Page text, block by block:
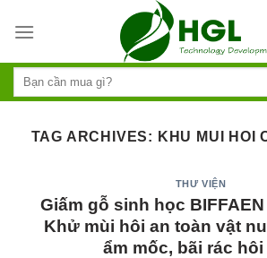
TAG ARCHIVES: KHU MUI HOI
THƯ VIỆN
Giấm gỗ sinh học
Khử mùi hôi an toàn vật
ẩm mốc, bãi rác